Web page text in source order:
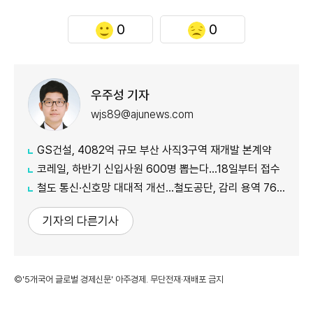
0 0
우주성 기자
wjs89@ajunews.com
GS건설, 4082억 규모 부산 사직3구역 재개발 본계약
코레일, 하반기 신입사원 600명 뽑는다…18일부터 접수
철도 통신·신호망 대대적 개선…철도공단, 감리 용역 761억원 발주
기자의 다른기사
©'5개국어 글로벌 경제신문' 아주경제. 무단전재·재배포 금지